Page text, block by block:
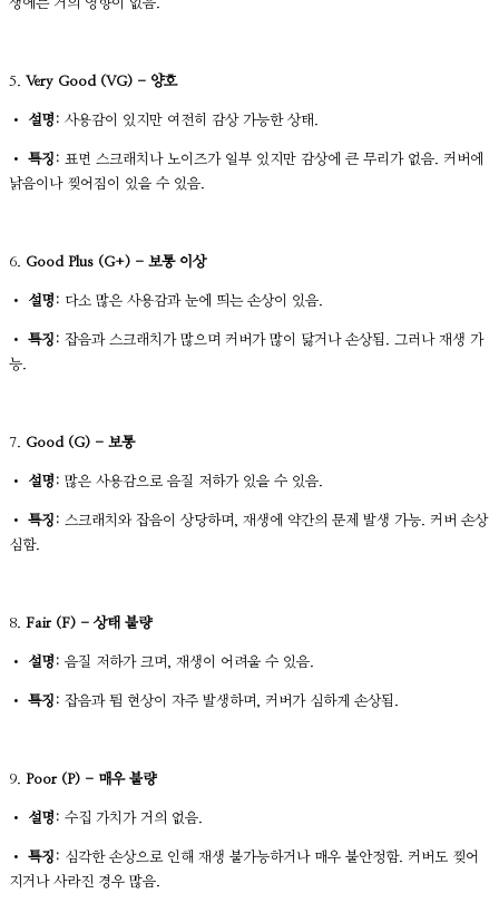
생에는 거의 영향이 없음.
5. Very Good (VG) - 양호
• 설명: 사용감이 있지만 여전히 감상 가능한 상태.
• 특징: 표면 스크래치나 노이즈가 일부 있지만 감상에 큰 무리가 없음. 커버에
낡음이나 찢어짐이 있을 수 있음.
6. Good Plus (G+) - 보통 이상
• 설명: 다소 많은 사용감과 눈에 띄는 손상이 있음.
• 특징: 잡음과 스크래치가 많으며 커버가 많이 닳거나 손상됨. 그러나 재생 가
능.
7. Good (G) - 보통
• 설명: 많은 사용감으로 음질 저하가 있을 수 있음.
• 특징: 스크래치와 잡음이 상당하며, 재생에 약간의 문제 발생 가능. 커버 손상
심함.
8. Fair (F) - 상태 불량
• 설명: 음질 저하가 크며, 재생이 어려울 수 있음.
• 특징: 잡음과 튐 현상이 자주 발생하며, 커버가 심하게 손상됨.
9. Poor (P) - 매우 불량
• 설명: 수집 가치가 거의 없음.
• 특징: 심각한 손상으로 인해 재생 불가능하거나 매우 불안정함. 커버도 찢어
지거나 사라진 경우 많음.